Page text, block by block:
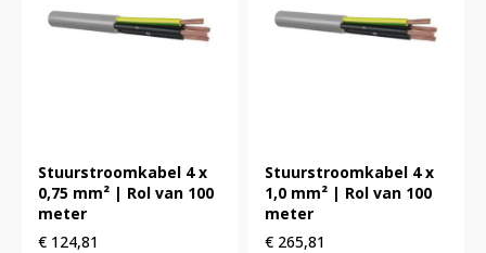
Stuurstroomkabel 4 x
0,75 mm² | Rol van 100
meter
€ 124,81
Stuurstroomkabel 4 x
1,0 mm² | Rol van 100
meter
€ 265,81